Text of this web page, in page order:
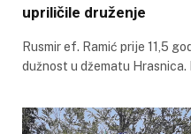
upriličile druženje
Rusmir ef. Ramić prije 11,5
dužnost u džematu